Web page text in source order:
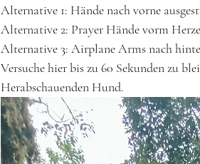
Alternative 1: Hände nach vorne
Alternative 2: Prayer Hände vorm
Alternative 3: Airplane Arms nach
Versuche hier bis zu 60 Sekunden zu
Herabschauenden Hund.